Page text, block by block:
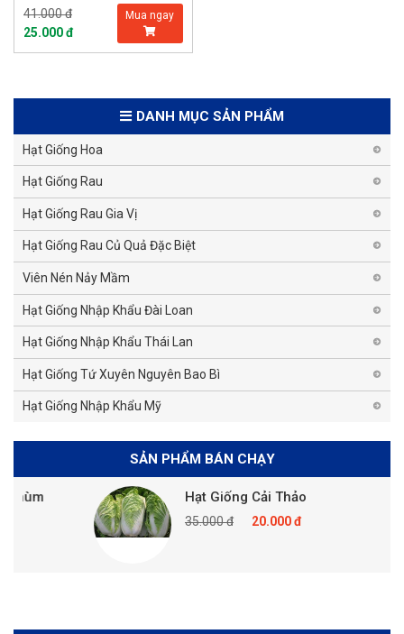
41.000 đ
25.000 đ
Mua ngay
DANH MỤC SẢN PHẨM
Hạt Giống Hoa
Hạt Giống Rau
Hạt Giống Rau Gia Vị
Hạt Giống Rau Củ Quả Đặc Biệt
Viên Nén Nảy Mầm
Hạt Giống Nhập Khẩu Đài Loan
Hạt Giống Nhập Khẩu Thái Lan
Hạt Giống Tứ Xuyên Nguyên Bao Bì
Hạt Giống Nhập Khẩu Mỹ
SẢN PHẨM BÁN CHẠY
Hạt Giống Cải Thảo
35.000 đ 20.000 đ